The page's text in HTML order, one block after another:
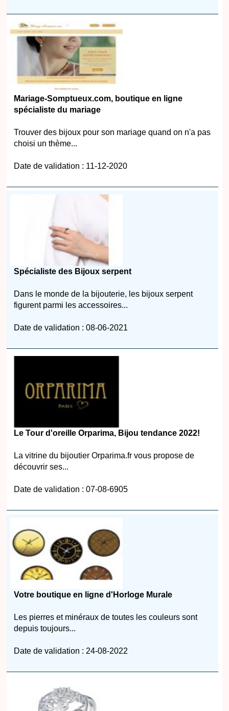
Mariage-Somptueux.com, boutique en ligne
spécialiste du mariage
Trouver des bijoux pour son mariage quand on n'a pas
choisi un thème...
Date de validation : 11-12-2020
Spécialiste des Bijoux serpent
Dans le monde de la bijouterie, les bijoux serpent
figurent parmi les accessoires...
Date de validation : 08-06-2021
Le Tour d'oreille Orparima, Bijou tendance 2022!
La vitrine du bijoutier Orparima.fr vous propose de
découvrir ses...
Date de validation : 07-08-6905
Votre boutique en ligne d'Horloge Murale
Les pierres et minéraux de toutes les couleurs sont
depuis toujours...
Date de validation : 24-08-2022